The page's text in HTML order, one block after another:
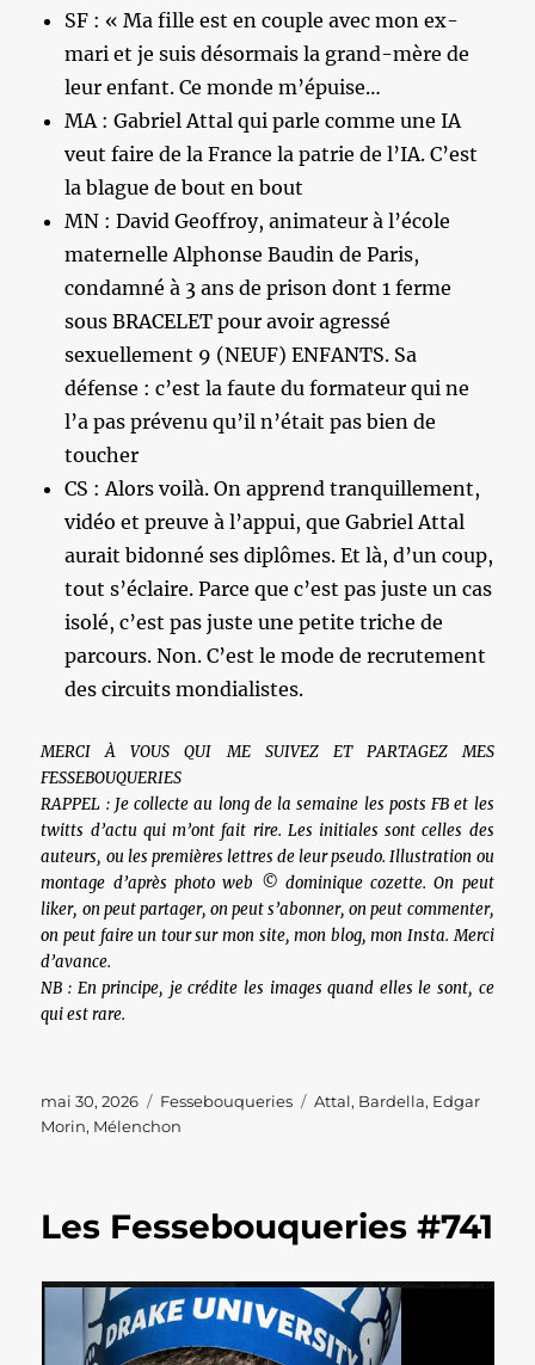
SF : « Ma fille est en couple avec mon ex-
mari et je suis désormais la grand-mère de
leur enfant. Ce monde m’épuise…
MA : Gabriel Attal qui parle comme une IA
veut faire de la France la patrie de l’IA. C’est
la blague de bout en bout
MN : David Geoffroy, animateur à l’école
maternelle Alphonse Baudin de Paris,
condamné à 3 ans de prison dont 1 ferme
sous BRACELET pour avoir agressé
sexuellement 9 (NEUF) ENFANTS. Sa
défense : c’est la faute du formateur qui ne
l’a pas prévenu qu’il n’était pas bien de
toucher
CS : Alors voilà. On apprend tranquillement,
vidéo et preuve à l’appui, que Gabriel Attal
aurait bidonné ses diplômes. Et là, d’un coup,
tout s’éclaire. Parce que c’est pas juste un cas
isolé, c’est pas juste une petite triche de
parcours. Non. C’est le mode de recrutement
des circuits mondialistes.
MERCI À VOUS QUI ME SUIVEZ ET PARTAGEZ MES
FESSEBOUQUERIES
RAPPEL : Je collecte au long de la semaine les posts FB et les
twitts d’actu qui m’ont fait rire. Les initiales sont celles des
auteurs, ou les premières lettres de leur pseudo. Illustration ou
montage d’après photo web © dominique cozette. On peut
liker, on peut partager, on peut s’abonner, on peut commenter,
on peut faire un tour sur mon site, mon blog, mon Insta. Merci
d’avance.
NB : En principe, je crédite les images quand elles le sont, ce
qui est rare.
Publié
le
mai 30, 2026 Catégories
Fessebouqueries Étiquettes
Attal, Bardella, Edgar
Morin, Mélenchon
Les Fessebouqueries #741